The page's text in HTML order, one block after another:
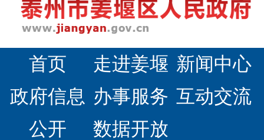
首页 走进姜堰 新闻中心
政府信息
公开
办事服务 互动交流
数据开放